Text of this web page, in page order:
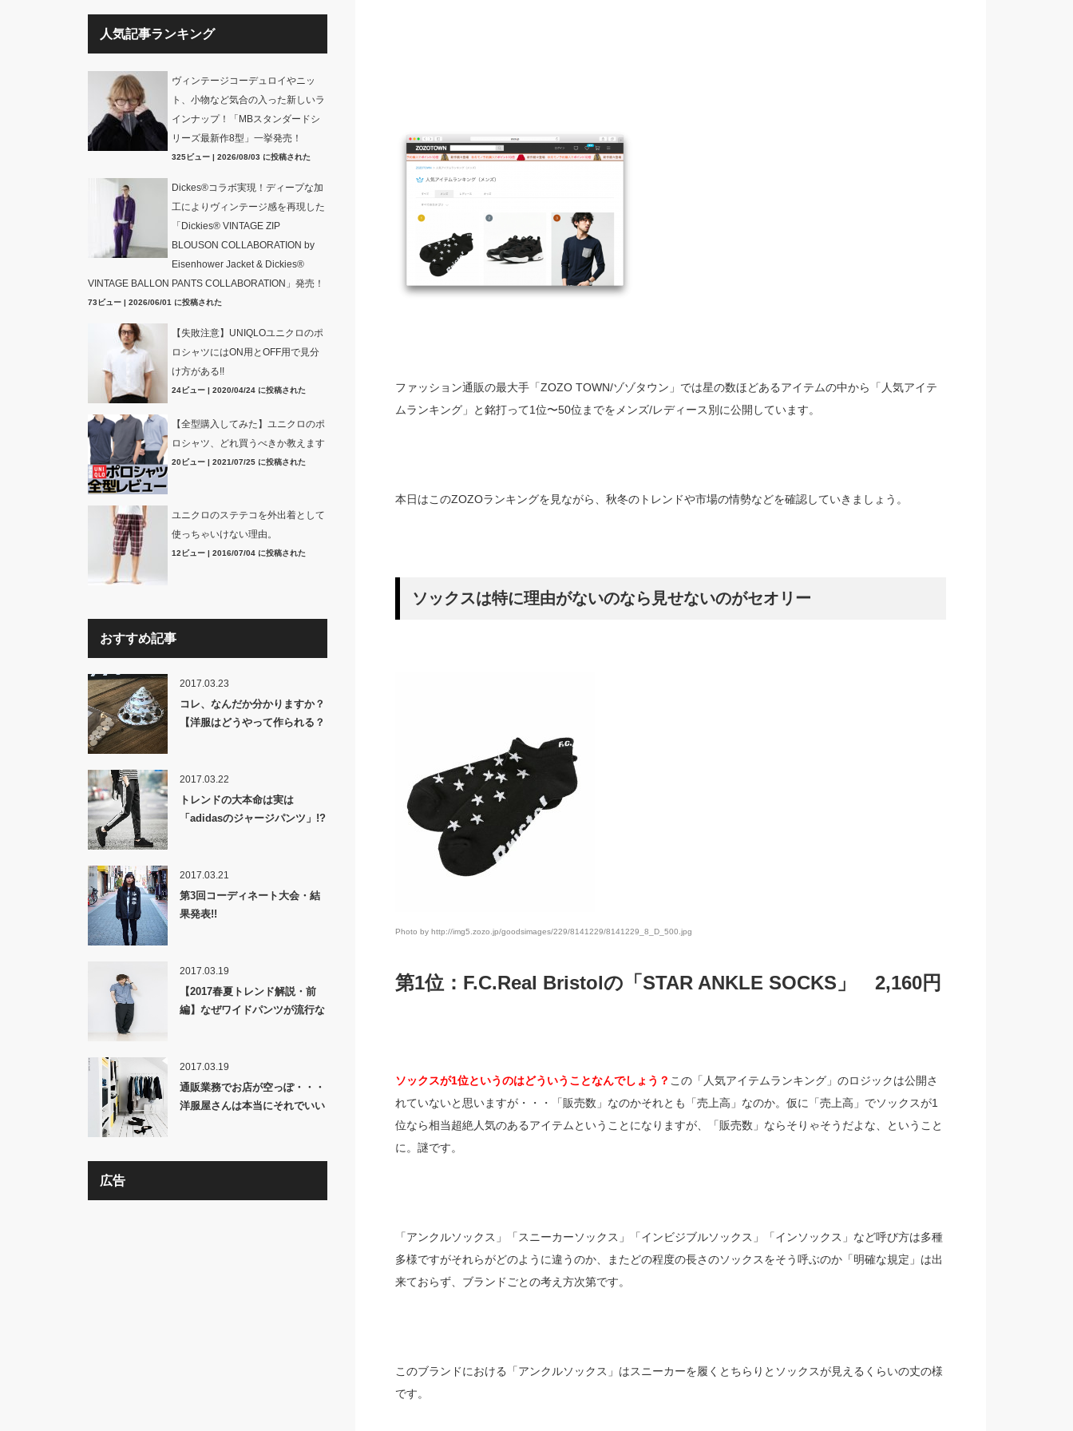
ファッション通販の最大手「ZOZO TOWN/ゾゾタウン」では星の数ほどあるアイテムの中から「人気アイテ
ムランキング」と銘打って1位〜50位までをメンズ/レディース別に公開しています。
本日はこのZOZOランキングを見ながら、秋冬のトレンドや市場の情勢などを確認していきましょう。
ソックスは特に理由がないのなら見せないのがセオリー
Photo by http://img5.zozo.jp/goodsimages/229/8141229/8141229_8_D_500.jpg
第1位：F.C.Real Bristolの「STAR ANKLE SOCKS」 2,160円
ソックスが1位というのはどういうことなんでしょう？ この「人気アイテムランキング」のロジックは公開さ
れていないと思いますが・・・「販売数」なのかそれとも「売上高」なのか。仮に「売上高」でソックスが1
位なら相当超絶人気のあるアイテムということになりますが、「販売数」ならそりゃそうだよな、ということ
に。謎です。
「アンクルソックス」「スニーカーソックス」「インビジブルソックス」「インソックス」など呼び方は多種
多様ですがそれらがどのように違うのか、またどの程度の長さのソックスをそう呼ぶのか「明確な規定」は出
来ておらず、ブランドごとの考え方次第です。
このブランドにおける「アンクルソックス」はスニーカーを履くとちらりとソックスが見えるくらいの丈の様
です。
人気記事ランキング
ヴィンテージコーデュロイやニッ
ト、小物など気合の入った新しいラ
インナップ！「MBスタンダードシ
リーズ最新作8型」一挙発売！
325ビュー| 2026/08/03 に投稿された
Dickes®コラボ実現！ディープな加
工によりヴィンテージ感を再現した
「Dickies® VINTAGE ZIP
BLOUSON COLLABORATION by
Eisenhower Jacket & Dickies®
VINTAGE BALLON PANTS COLLABORATION」発売！
73ビュー| 2026/06/01 に投稿された
【失敗注意】UNIQLOユニクロのポ
ロシャツにはON用とOFF用で見分
け方がある!!
24ビュー| 2020/04/24 に投稿された
【全型購入してみた】ユニクロのポ
ロシャツ、どれ買うべきか教えます
20ビュー| 2021/07/25 に投稿された
ユニクロのステテコを外出着として
使っちゃいけない理由。
12ビュー| 2016/07/04 に投稿された
おすすめ記事
2017.03.23
コレ、なんだか分かりますか？
【洋服はどうやって作られる？
2017.03.22
トレンドの大本命は実は
「adidasのジャージパンツ」!?
2017.03.21
第3回コーディネート大会・結
果発表!!
2017.03.19
【2017春夏トレンド解説・前
編】なぜワイドパンツが流行な
2017.03.19
通販業務でお店が空っぽ・・・
洋服屋さんは本当にそれでいい
広告